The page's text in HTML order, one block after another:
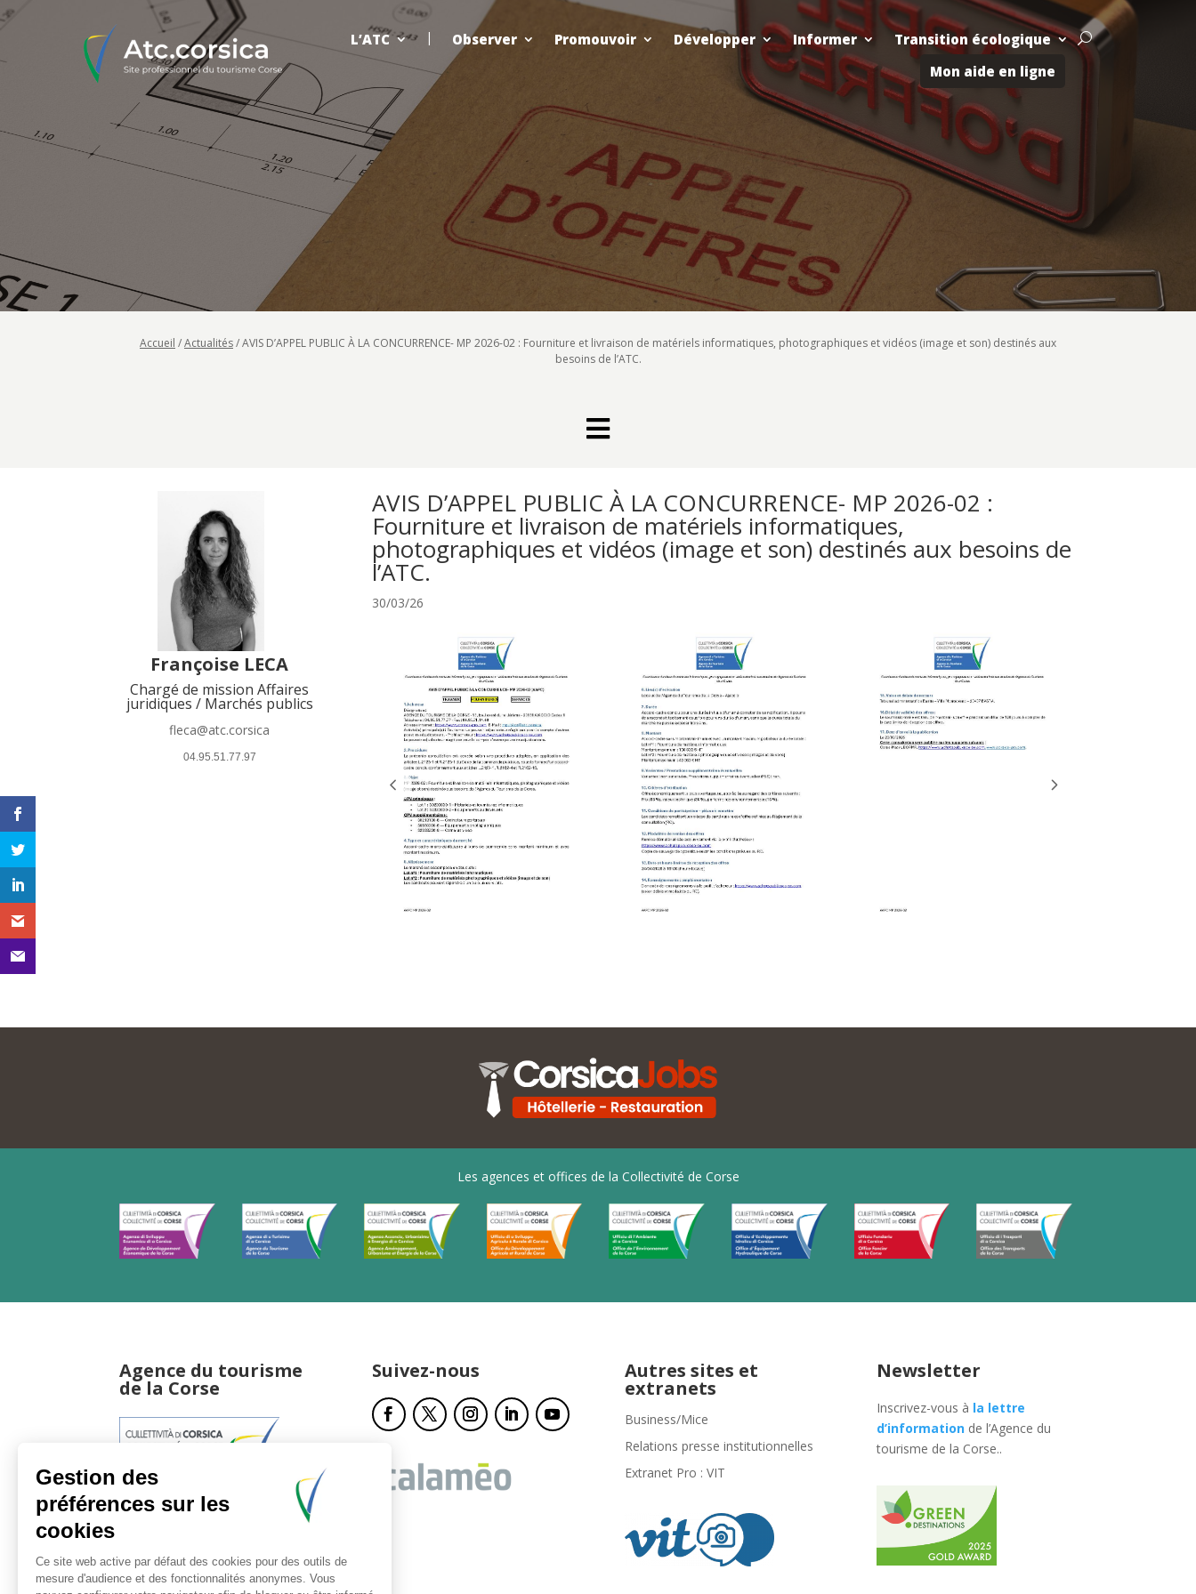
L’ATC Observer Promouvoir Développer Informer
Transition écologique
Mon aide en ligne
U
Accueil /Actualités/AVIS D’APPEL PUBLIC À LA CONCURRENCE- MP 2026-02 : Fourniture et livraison de matériels informatiques, photographiques et vidéos (image et son) destinés aux
besoins de l’ATC.

Françoise LECA
Chargé de mission Affaires
juridiques / Marchés publics
fleca@atc.corsica
04.95.51.77.97
AVIS D’APPEL PUBLIC À LA CONCURRENCE- MP 2026-02 :
Fourniture et livraison de matériels informatiques,
photographiques et vidéos (image et son) destinés aux besoins de
l’ATC.
30/03/26
Les agences et offices de la Collectivité de Corse
Agence du tourisme
de la Corse
20181 Ajaccio Cedex 01
T : 04 95 51 77 77
Suivez-nous Autres sites et
extranets
Business/Mice
Relations presse institutionnelles
Extranet Pro : VIT
Newsletter
Inscrivez-vous à la lettre
d’information de l’Agence du
tourisme de la Corse..